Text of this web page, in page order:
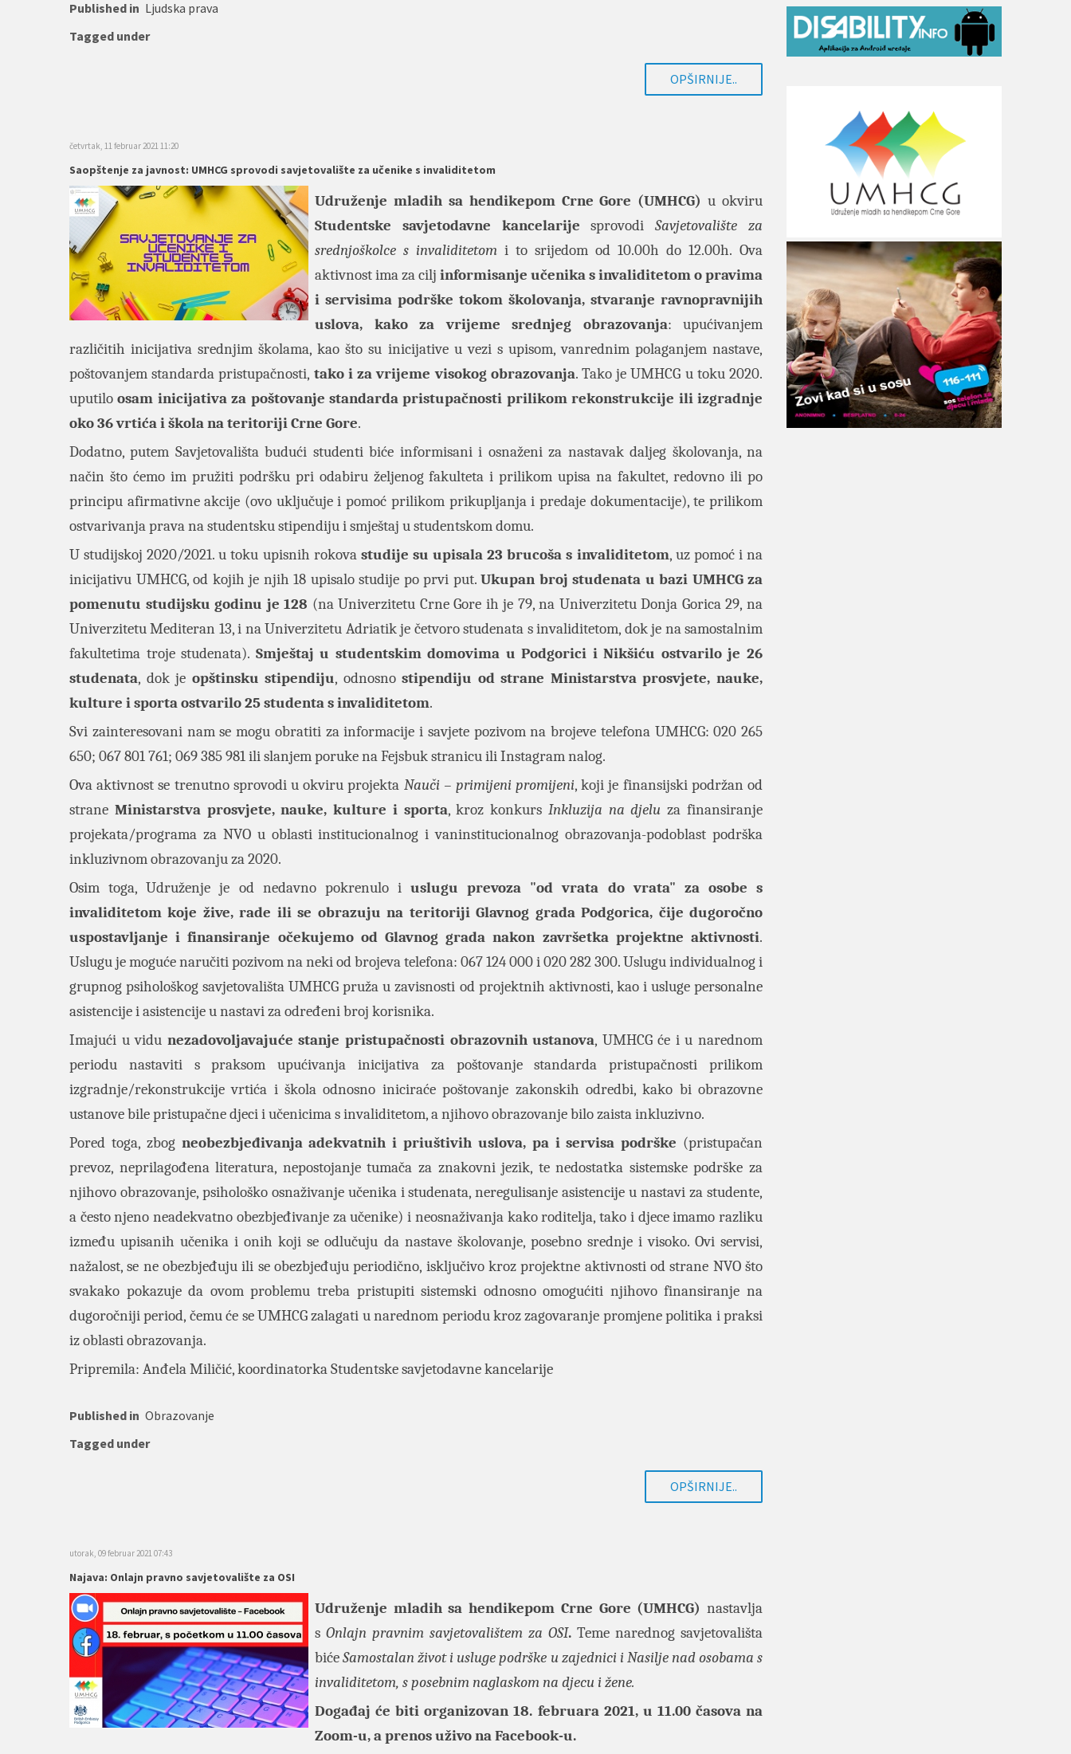
Published in Ljudska prava
Tagged under
OPŠIRNIJE..
četvrtak, 11 februar 2021 11:20
Saopštenje za javnost: UMHCG sprovodi savjetovalište za učenike s invaliditetom
Udruženje mladih sa hendikepom Crne Gore (UMHCG) u okviru
Studentske savjetodavne kancelarije sprovodiSavjetovalište za
srednjoškolce s invaliditetom i to srijedom od 10.00h do 12.00h. Ova
aktivnost ima za cilj informisanje učenika s invaliditetom o pravima
i servisima podrške tokom školovanja, stvaranje ravnopravnijih
uslova, kako za vrijeme srednjeg obrazovanja: upućivanjem
različitih inicijativa srednjim školama, kao što su inicijative u vezi s upisom, vanrednim polaganjem nastave,
poštovanjem standarda pristupačnosti, tako i za vrijeme visokog obrazovanja. Tako je UMHCG u toku 2020.
uputiloosam inicijativa za poštovanje standarda pristupačnosti prilikom rekonstrukcije ili izgradnje
oko 36 vrtića i škola na teritoriji Crne Gore.
Dodatno, putem Savjetovališta budući studenti biće informisani i osnaženi za nastavak daljeg školovanja, na
način što ćemo im pružiti podršku pri odabiru željenog fakulteta i prilikom upisa na fakultet, redovno ili po
principu afirmativne akcije (ovo uključuje i pomoć prilikom prikupljanja i predaje dokumentacije), te prilikom
ostvarivanja prava na studentsku stipendiju i smještaj u studentskom domu.
U studijskoj 2020/2021. u toku upisnih rokova studije su upisala 23 brucoša s invaliditetom, uz pomoć i na
inicijativu UMHCG, od kojih je njih 18 upisalo studije po prvi put. Ukupan broj studenata u bazi UMHCG za
pomenutu studijsku godinu je 128 (na Univerzitetu Crne Gore ih je 79, na Univerzitetu Donja Gorica 29, na
Univerzitetu Mediteran 13, i na Univerzitetu Adriatik je četvoro studenata s invaliditetom, dok je na samostalnim
fakultetima troje studenata). Smještaj u studentskim domovima u Podgorici i Nikšiću ostvarilo je 26
studenata, dok je opštinsku stipendiju, odnosnostipendiju od strane Ministarstva prosvjete, nauke,
kulture i sporta ostvarilo 25 studenta s invaliditetom.
Svi zainteresovani nam se mogu obratiti za informacije i savjete pozivom na brojeve telefona UMHCG: 020 265
650; 067 801 761; 069 385 981 ili slanjem poruke naFejsbuk stranicuiliInstagram nalog.
Ova aktivnost se trenutno sprovodi u okviru projekta Nauči – primijeni promijeni, koji je finansijski podržan od
strane Ministarstva prosvjete, nauke, kulture i sporta, kroz konkurs Inkluzija na djelu za finansiranje
projekata/programa za NVO u oblasti institucionalnog i vaninstitucionalnog obrazovanja-podoblast podrška
inkluzivnom obrazovanju za 2020.
Osim toga, Udruženje je od nedavno pokrenulo i uslugu prevoza "od vrata do vrata" za osobe s
invaliditetom koje žive, rade ili se obrazuju na teritoriji Glavnog grada Podgorica, čije dugoročno
uspostavljanje i finansiranje očekujemo od Glavnog grada nakon završetka projektne aktivnosti.
Uslugu je moguće naručiti pozivom na neki od brojeva telefona: 067 124 000 i 020 282 300. Uslugu individualnog i
grupnog psihološkog savjetovališta UMHCG pruža u zavisnosti od projektnih aktivnosti, kao i usluge personalne
asistencije i asistencije u nastavi za određeni broj korisnika.
Imajući u vidu nezadovoljavajuće stanje pristupačnosti obrazovnih ustanova, UMHCG će i u narednom
periodu nastaviti s praksom upućivanja inicijativa za poštovanje standarda pristupačnosti prilikom
izgradnje/rekonstrukcije vrtića i škola odnosno iniciraće poštovanje zakonskih odredbi, kako bi obrazovne
ustanove bile pristupačne djeci i učenicima s invaliditetom, a njihovo obrazovanje bilo zaista inkluzivno.
Pored toga, zbog neobezbjeđivanja adekvatnih i priuštivih uslova, pa i servisa podrške (pristupačan
prevoz, neprilagođena literatura, nepostojanje tumača za znakovni jezik, te nedostatka sistemske podrške za
njihovo obrazovanje, psihološko osnaživanje učenika i studenata, neregulisanje asistencije u nastavi za studente,
a često njeno neadekvatno obezbjeđivanje za učenike) i neosnaživanja kako roditelja, tako i djece imamo razliku
između upisanih učenika i onih koji se odlučuju da nastave školovanje, posebno srednje i visoko. Ovi servisi,
nažalost, se ne obezbjeđuju ili se obezbjeđuju periodično, isključivo kroz projektne aktivnosti od strane NVO što
svakako pokazuje da ovom problemu treba pristupiti sistemski odnosno omogućiti njihovo finansiranje na
dugoročniji period, čemu će se UMHCG zalagati u narednom periodu kroz zagovaranje promjene politika i praksi
iz oblasti obrazovanja.
Pripremila: Anđela Miličić, koordinatorka Studentske savjetodavne kancelarije
Published in Obrazovanje
Tagged under
OPŠIRNIJE..
utorak, 09 februar 2021 07:43
Najava: Onlajn pravno savjetovalište za OSI
Udruženje mladih sa hendikepom Crne Gore (UMHCG) nastavlja
s Onlajn pravnim savjetovalištem za OSI. Teme narednog savjetovališta
bićeSamostalan život i usluge podrške u zajednici i Nasilje nad osobama s
invaliditetom, s posebnim naglaskom na djecu i žene.
Događaj će biti organizovan 18. februara 2021, u 11.00 časova na
Zoom-u, a prenos uživo na Facebook-u.